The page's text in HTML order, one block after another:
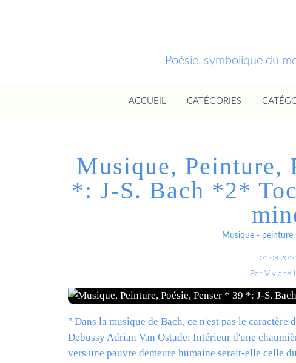
Poésie, symbolique du
ACCUEIL CATÉGORIES
Musique, Peinture,
*: J-S. Bach *2*
Musique - peinture
Par Viviane
" Dans la musique de Bach, ce n'est pas le
Debussy Adrian Van Ostade: Intérieur d'une
vers une pauvre demeure humaine serait-elle celle